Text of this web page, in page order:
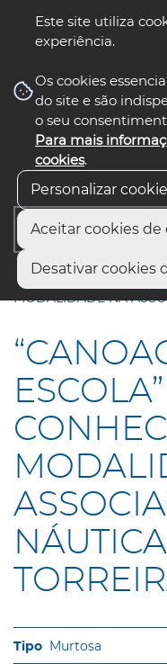
Este site utiliza
experiência.
Os cookies
do site e são
o seu
Para mais
cookies.
Personalizar
Aceitar cookies de
Desativar cookies
nos
Início
“CANOAGEM NA
MODALIDADE NA
Murtosa